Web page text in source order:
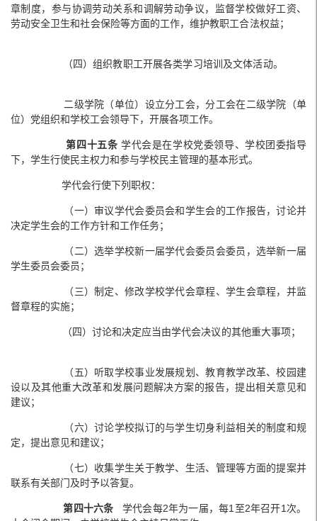
章制度，参与协调劳动关系和调解劳动争议，监督学校做好工资、
劳动安全卫生和社会保险等方面的工作，维护教职工合法权益；
（四）组织教职工开展各类学习培训及文体活动。
二级学院（单位）设立分工会，分工会在二级学院（单
位）党组织和学校工会领导下，开展各项工作。
第四十五条学代会是在学校党委领导、学校团委指导
下，学生行使民主权力和参与学校民主管理的基本形式。
学代会行使下列职权：
（一）审议学代会委员会和学生会的工作报告，讨论并
决定学生会的工作方针和工作任务；
（二）选举学校新一届学代会委员会委员，选举新一届
学生委员会委员；
（三）制定、修改学校学代会章程、学生会章程，并监
督章程的实施；
（四）讨论和决定应当由学代会决议的其他重大事项；
（五）听取学校事业发展规划、教育教学改革、校园建
设以及其他重大改革和发展问题解决方案的报告，提出相关意见和
建议；
（六）讨论学校拟订的与学生切身利益相关的制度和规
定，提出意见和建议；
（七）收集学生关于教学、生活、管理等方面的提案并
联系有关部门及时予以答复。
第四十六条 学代会每2年为一届，每1至2年召开1次。